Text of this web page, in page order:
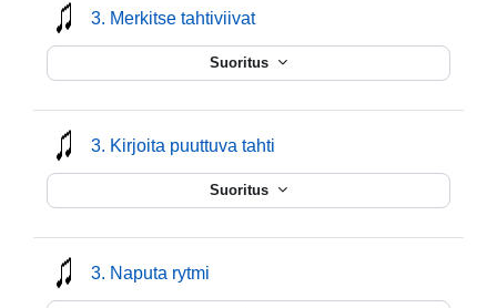
3. Merkitse tahtiviivatmmusic
Suoritus
3. Kirjoita puuttuva tahti
Suoritus
3. Naputa rytmi